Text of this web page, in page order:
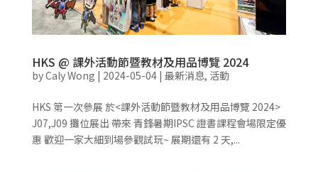
HKS @ 課外活動節暨教材及用品博覽 2024
byCaly Wong | 2024-05-04| 最新消息, 活動
HKS 第一次參展 於<課外活動節暨教材及用品博覽 2024>
J07,J09 攤位展出 帶來 青鋒暑期IPSC 證書課程會場限定優
惠 歡迎一家大細到場參觀試玩~ 展期還有 2 天,...